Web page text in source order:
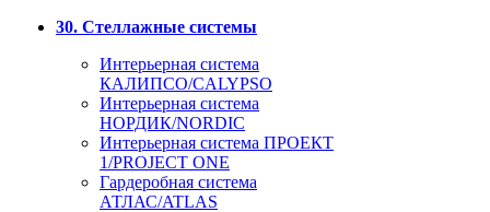
30. Стеллажные системы
Интерьерная система
КАЛИПСО/CALYPSO
Интерьерная система
НОРДИК/NORDIC
Интерьерная система ПРОЕКТ
1/PROJECT ONE
Гардеробная система
АТЛАС/ATLAS